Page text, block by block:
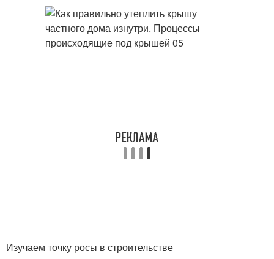
Изучаем точку росы в строительстве